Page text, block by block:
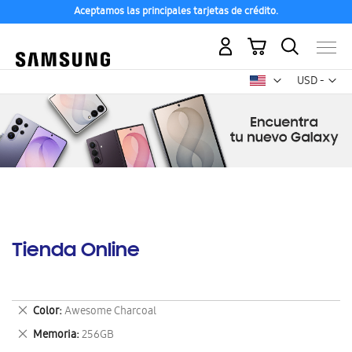
Aceptamos las principales tarjetas de crédito.
USD -
dólar
Mi carrito
Tienda Online
Color Awesome Charcoal
Eliminar
este
artículo
Memoria 256GB
Eliminar